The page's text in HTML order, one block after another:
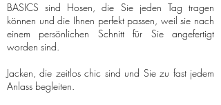
BASICS sind Hosen, die Sie jeden Tag tragen
können und die Ihnen perfekt passen, weil sie nach
einem persönlichen Schnitt für Sie angefertigt
worden sind.
Jacken, die zeitlos chic sind und Sie zu fast jedem
Anlass begleiten.